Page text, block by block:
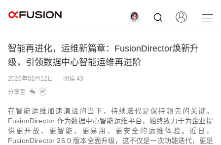
智能再进化，运维新篇章：FusionDirector焕新升
级，引领数据中心智能运维再进阶
2026年02月12日
阅读 43
分享至
在智能运维加速演进的当下，持续迭代是保持领先的关键。
FusionDirector 作为数据中心智能运维平台，始终致力于为企业提
供更开放、更智能、更易用、更安全的运维体验。近日，
FusionDirector 25.0 版本全面升级，这不仅是一次功能迭代，更是